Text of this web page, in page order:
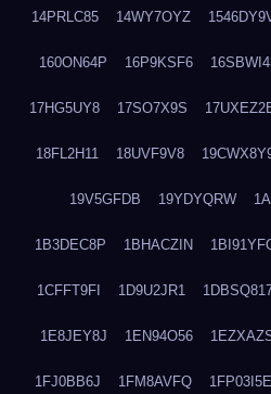
14PRLC85 14WY7OYZ
160ON64P 16P9KSF6
17HG5UY8 17SO7X9S
18FL2H11 18UVF9V8
19V5GFDB 19YDYQRW
1B3DEC8P 1BHACZIN
1CFFT9FI 1D9U2JR1
1E8JEY8J 1EN94O56
1FJ0BB6J 1FM8AVFQ 1FP03I5E